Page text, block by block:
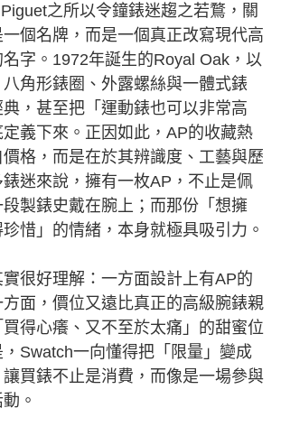
之所以令鐘錶迷趨之若鶩，關
個名牌，而是一個真正改寫現代高
字。1972年誕生的Royal Oak，以
角形錶圈、外露螺絲與一體式錶
，甚至把「運動錶也可以非常高
義下來。正因如此，AP的收藏熱
格，而是在於其辨識度、工藝與歷
迷來說，擁有一枚AP，不止是佩
製錶史戴在腕上；而那份「想擁
惜」的情緒，本身就極具吸引力。
好理解：一方面設計上有AP的
面，價位又遠比真正的高級腕錶親
得心癢、又不至於太痛」的甜蜜位
Swatch一向懂得把「限量」變成
買錶不止是消費，而像是一場參與
。